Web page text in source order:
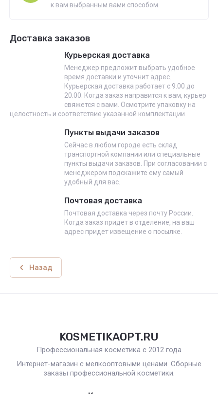
к вам выбранным вами способом.
Доставка заказов
Курьерская доставка
Менеджер предложит выбрать удобное
время доставки и уточнит адрес.
Курьерская доставка работает с 9.00 до
20.00. Когда заказ направится к вам, курьер
свяжется с вами. Осмотрите упаковку на
целостность и соответствие указанной комплектации.
Пункты выдачи заказов
Сейчас в любом городе есть склад
транспортной компании или специальные
пункты выдачи заказов. При согласовании с
менеджером подскажите ему самый
удобный для вас.
Почтовая доставка
Почтовая доставка через почту России.
Когда заказ придет в отделение, на ваш
адрес придет извещение о посылке.
Назад
KOSMETIKAOPT.RU
Профессиональная косметика с 2012 года
Интернет-магазин с мелкооптовыми ценами. Сборные
заказы профессиональной косметики.